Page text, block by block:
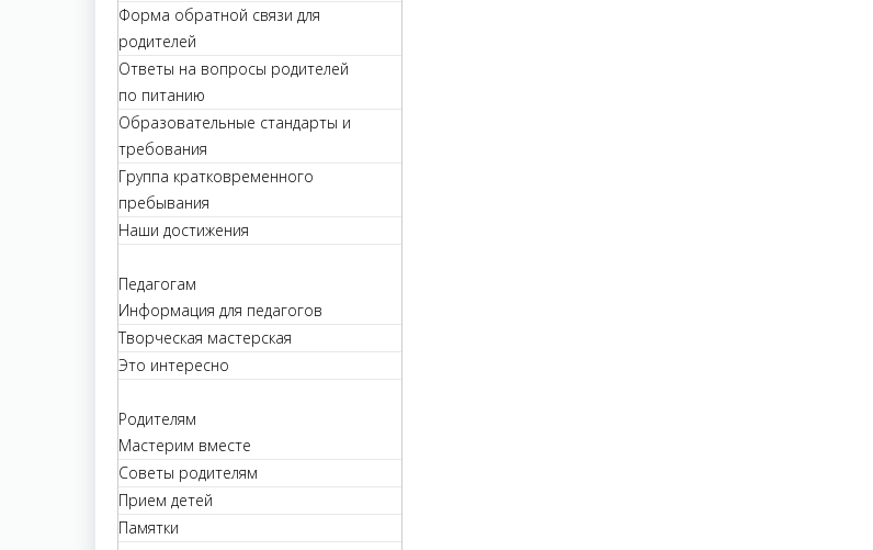
Форма обратной связи для
родителей
Ответы на вопросы родителей
по питанию
Образовательные стандарты и
требования
Группа кратковременного
пребывания
Наши достижения
Педагогам
Информация для педагогов
Творческая мастерская
Это интересно
Родителям
Мастерим вместе
Советы родителям
Прием детей
Памятки